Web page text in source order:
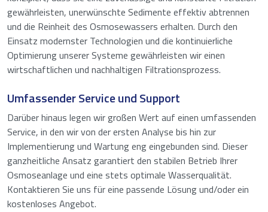
gewährleisten, unerwünschte Sedimente effektiv abtrennen
und die Reinheit des Osmosewassers erhalten. Durch den
Einsatz modernster Technologien und die kontinuierliche
Optimierung unserer Systeme gewährleisten wir einen
wirtschaftlichen und nachhaltigen Filtrationsprozess.
Umfassender Service und Support
Darüber hinaus legen wir großen Wert auf einen umfassenden
Service, in den wir von der ersten Analyse bis hin zur
Implementierung und Wartung eng eingebunden sind. Dieser
ganzheitliche Ansatz garantiert den stabilen Betrieb Ihrer
Osmoseanlage und eine stets optimale Wasserqualität.
Kontaktieren Sie uns für eine passende Lösung und/oder ein
kostenloses Angebot.